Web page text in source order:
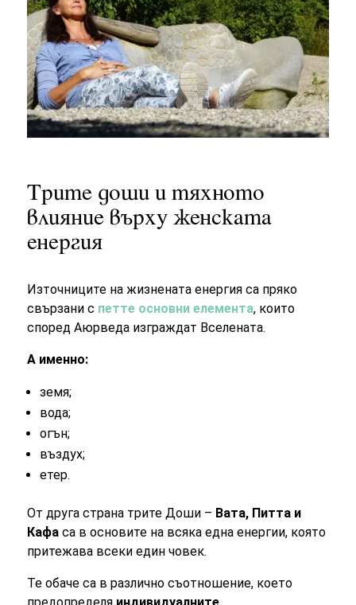
Трите доши и тяхното
влияние върху женската
енергия
Източниците на жизнената енергия са пряко
свързани с петте основни елемента, които
според Аюрведа изграждат Вселената.
А именно:
земя;
вода;
огън;
въздух;
етер.
От друга страна трите Доши – Вата, Питта и
Кафа са в основите на всяка една енергии, която
притежава всеки един човек.
Те обаче са в различно съотношение, което
предопределя индивидуалните